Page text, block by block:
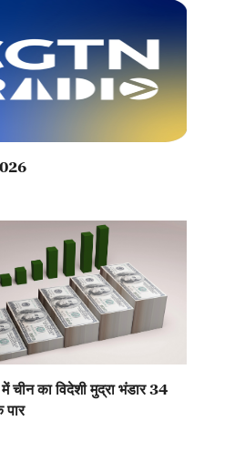
मॉडल्स का उपयोग करके चीन के कई
शिल्प कौशल का प्रदर्शन करते हैं।
चीन का विदेशी मुद्रा भंडार 34